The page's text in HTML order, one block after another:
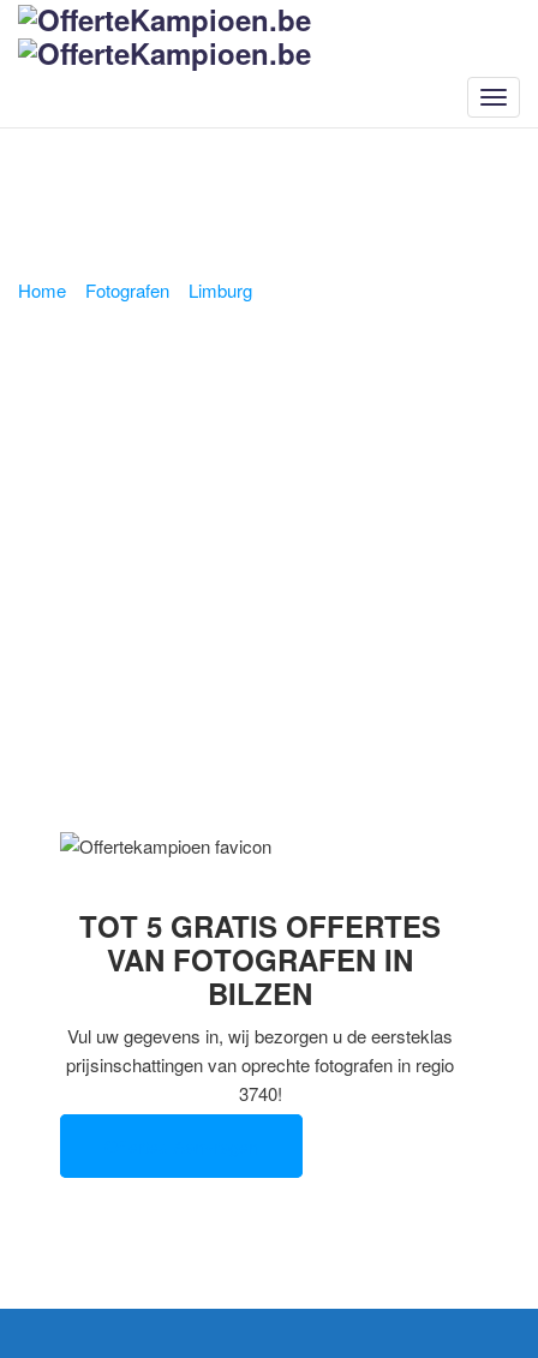
Home Fotografen Limburg
TOT 5 GRATIS OFFERTES
VAN FOTOGRAFEN IN
BILZEN
Vul uw gegevens in, wij bezorgen u de eersteklas
prijsinschattingen van oprechte fotografen in regio
3740!